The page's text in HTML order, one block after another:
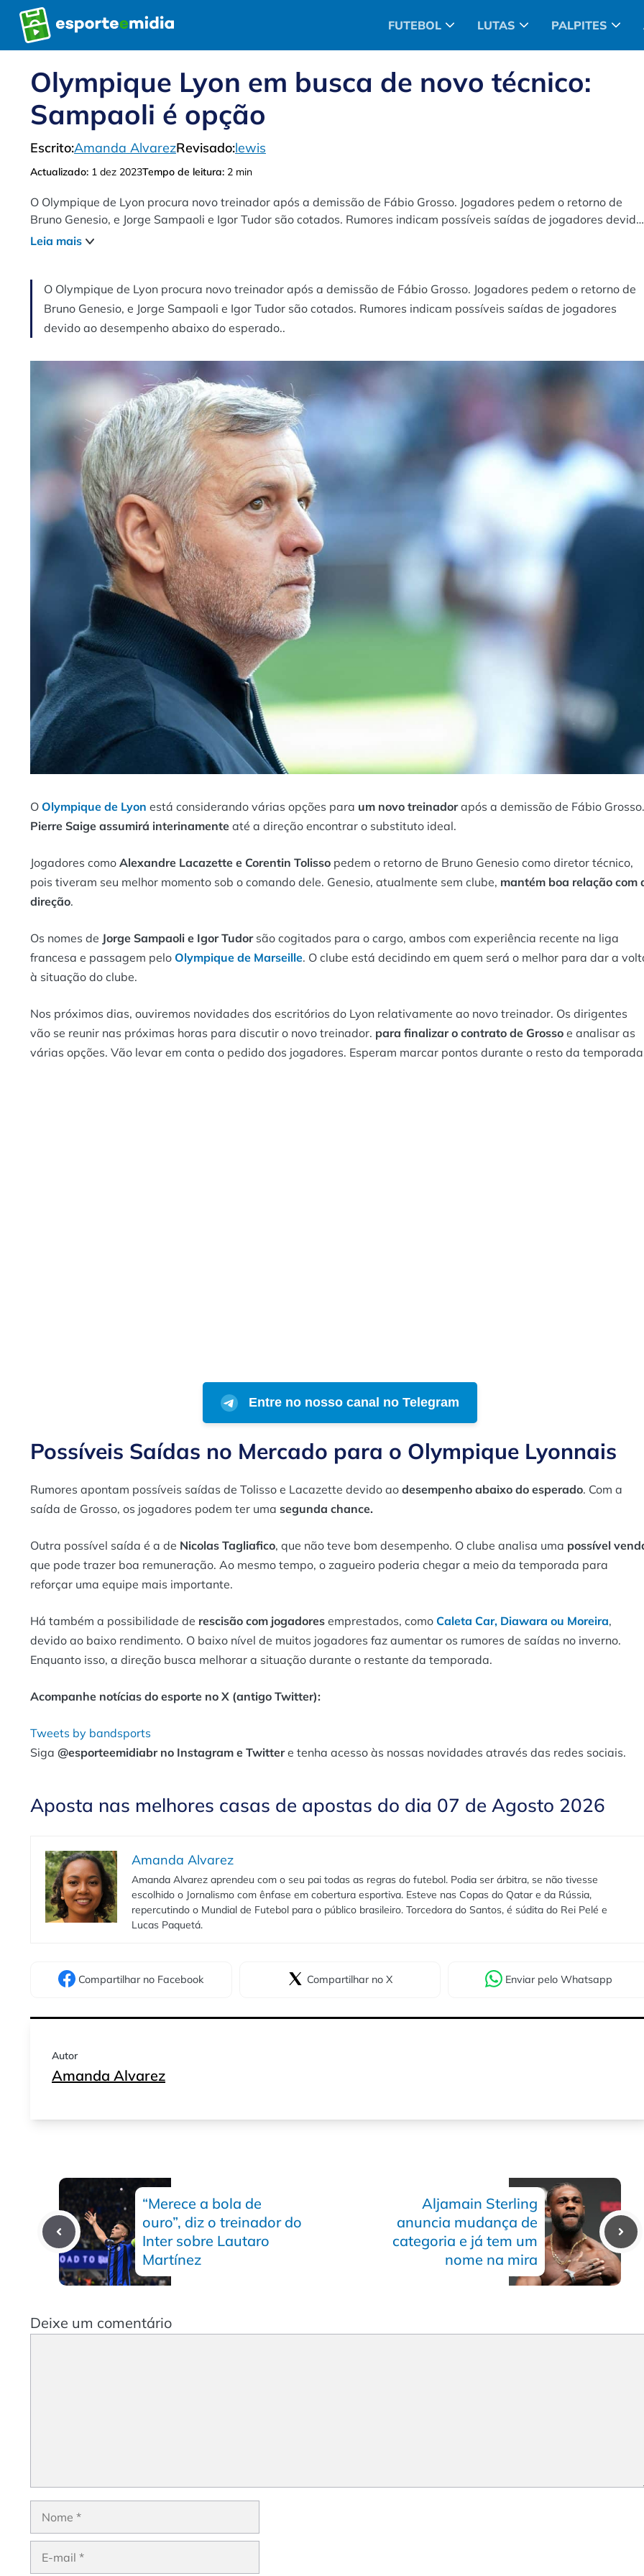
Pular
para
o
FUTEBOL LUTAS PALPITES
Olympique Lyon em busca de novo técnico:
Sampaoli é opção
Escrito:Amanda AlvarezRevisado:lewis
Actualizado: 1 dez 2023Tempo de leitura: 2 min
O Olympique de Lyon procura novo treinador após a demissão de Fábio Grosso. Jogadores pedem o retorno de
Bruno Genesio, e Jorge Sampaoli e Igor Tudor são cotados. Rumores indicam possíveis saídas de jogadores devido
ao desempenho abaixo do esperado..
Leia mais
O Olympique de Lyon procura novo treinador após a demissão de Fábio Grosso. Jogadores pedem o retorno de
Bruno Genesio, e Jorge Sampaoli e Igor Tudor são cotados. Rumores indicam possíveis saídas de jogadores
devido ao desempenho abaixo do esperado..
O Olympique de Lyon está considerando várias opções para um novo treinadorapós a demissão de Fábio Grosso.
Pierre Saige assumirá interinamente até a direção encontrar o substituto ideal.
Jogadores como Alexandre Lacazette e Corentin Tolisso pedem o retorno de Bruno Genesio como diretor técnico,
pois tiveram seu melhor momento sob o comando dele. Genesio, atualmente sem clube, mantém boa relação com
direção.
Os nomes de Jorge Sampaoli e Igor Tudorsão cogitados para o cargo, ambos com experiência recente na liga
francesa e passagem pelo Olympique de Marseille. O clube está decidindo em quem será o melhor para dar a
à situação do clube.
Nos próximos dias, ouviremos novidades dos escritórios do Lyon relativamente ao novo treinador. Os dirigentes
vão se reunir nas próximas horas para discutir o novo treinador. para finalizar o contrato de Grosso e analisar as
várias opções. Vão levar em conta o pedido dos jogadores. Esperam marcar pontos durante o resto da
Entre no nosso canal no Telegram
Possíveis Saídas no Mercado para o Olympique Lyonnais
Rumores apontam possíveis saídas de Tolisso e Lacazette devido ao desempenho abaixo do esperado. Com a
saída de Grosso, os jogadores podem ter uma segunda chance.
Outra possível saída é a de Nicolas Tagliafico, que não teve bom desempenho. O clube analisa uma possível
que pode trazer boa remuneração. Ao mesmo tempo, o zagueiro poderia chegar a meio da temporada para
reforçar uma equipe mais importante.
Há também a possibilidade de rescisão com jogadores emprestados, como Caleta Car, Diawara ou Moreira,
devido ao baixo rendimento. O baixo nível de muitos jogadores faz aumentar os rumores de saídas no inverno.
Enquanto isso, a direção busca melhorar a situação durante o restante da temporada.
Acompanhe notícias do esporte no X (antigo Twitter):
Tweets by bandsports
Siga @esporteemidiabr no Instagram e Twittere tenha acesso às nossas novidades através das redes sociais.
Aposta nas melhores casas de apostas do dia 07 de Agosto 2026
Amanda Alvarez
Amanda Alvarez aprendeu com o seu pai todas as regras do futebol. Podia ser árbitra, se não tivesse
escolhido o Jornalismo com ênfase em cobertura esportiva. Esteve nas Copas do Qatar e da Rússia,
repercutindo o Mundial de Futebol para o público brasileiro. Torcedora do Santos, é súdita do Rei Pelé e
Lucas Paquetá.
Compartilhar no Facebook Compartilhar no X Enviar pelo Whatsapp
Autor
Amanda Alvarez
“Merece a bola de
ouro”, diz o treinador do
Inter sobre Lautaro
Martínez
Aljamain Sterling
anuncia mudança de
categoria e já tem um
nome na mira
Deixe um comentário